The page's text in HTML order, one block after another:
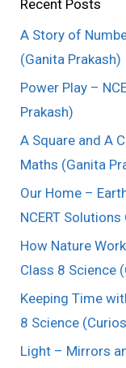
Recent Posts
A Story of
(Ganita Prakash)
Power Play –
Prakash)
A Square and A
Maths (Ganita
Our Home –
NCERT
How Nature
Class 8 Science
Keeping Time
8 Science
Light – Mirrors